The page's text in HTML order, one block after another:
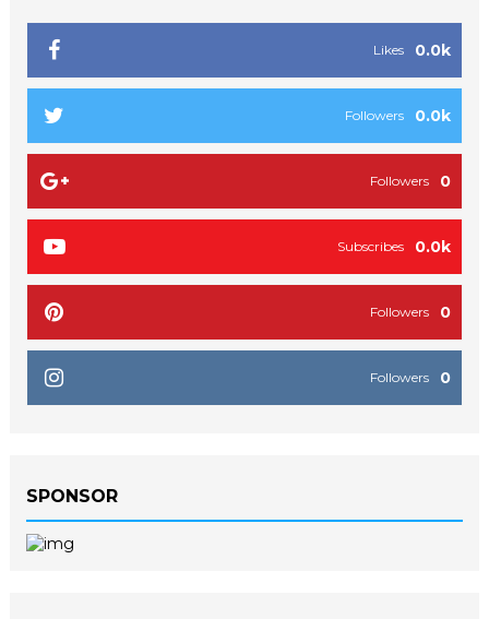
0.0k
Likes
0.0k
Followers
0
Followers
0.0k
Subscribes
0
Followers
0
Followers
SPONSOR